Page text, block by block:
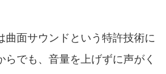
曲面サウンドという特許技術に
らでも、音量を上げずに声がく